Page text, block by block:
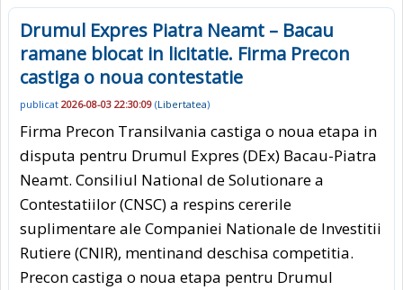
Drumul Expres Piatra Neamt – Bacau
ramane blocat in licitatie. Firma Precon
castiga o noua contestatie
publicat 2026-08-03 22:30:09 (Libertatea)
Firma Precon Transilvania castiga o noua etapa in
disputa pentru Drumul Expres (DEx) Bacau-Piatra
Neamt. Consiliul National de Solutionare a
Contestatiilor (CNSC) a respins cererile
suplimentare ale Companiei Nationale de Investitii
Rutiere (CNIR), mentinand deschisa competitia.
Precon castiga o noua etapa pentru Drumul